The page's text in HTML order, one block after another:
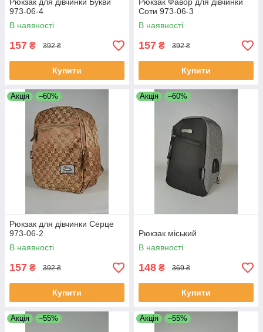
Рюкзак для дівчинки Букви
973-06-4
В наявності
157 ₴ 392 ₴
Купити
Рюкзак Фавор для дівчинки
Соти 973-06-3
В наявності
157 ₴ 392 ₴
Купити
Акція –60%
Рюкзак для дівчинки Серце
973-06-2
В наявності
157 ₴ 392 ₴
Купити
Акція –60%
Рюкзак міський
В наявності
148 ₴ 369 ₴
Купити
Акція –55% Акція –55%